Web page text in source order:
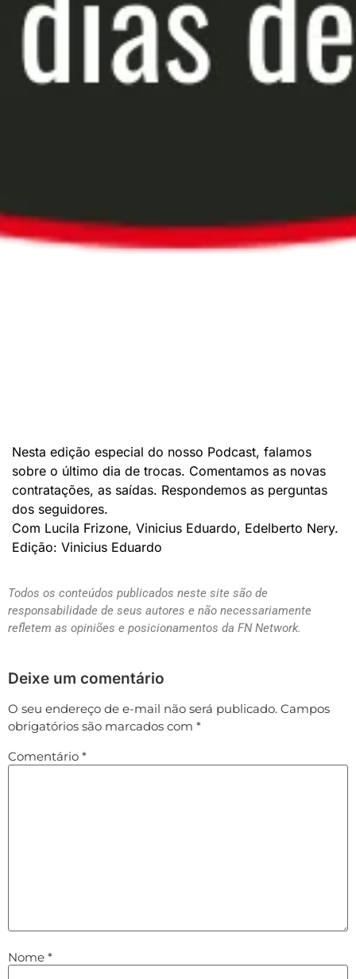
Nesta edição especial do nosso Podcast, falamos
sobre o último dia de trocas. Comentamos as novas
contratações, as saídas. Respondemos as perguntas
dos seguidores.
Com Lucila Frizone, Vinicius Eduardo, Edelberto Nery.
Edição: Vinicius Eduardo
Todos os conteúdos publicados neste site são de
responsabilidade de seus autores e não necessariamente
refletem as opiniões e posicionamentos da FN Network.
Deixe um comentário
O seu endereço de e-mail não será publicado. Campos
obrigatórios são marcados com *
Comentário *
Nome *